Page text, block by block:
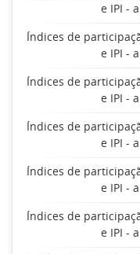
e IPI -
Índices de
e IPI -
Índices de
e IPI -
Índices de
e IPI -
Índices de
e IPI -
Índices de
e IPI -